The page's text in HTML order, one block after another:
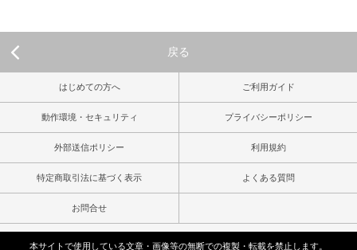
戻る
はじめての方へ ご利用ガイド
動作環境・セキュリティ プライバシーポリシー
外部送信ポリシー 利用規約
特定商取引法に基づく表示 よくある質問
お問合せ
本サイトで使用している文章・画像等の無断での複製・転載を禁止します。